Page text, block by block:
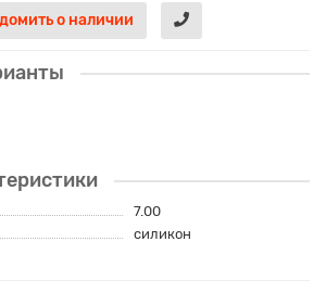
о наличии
7.00
силикон